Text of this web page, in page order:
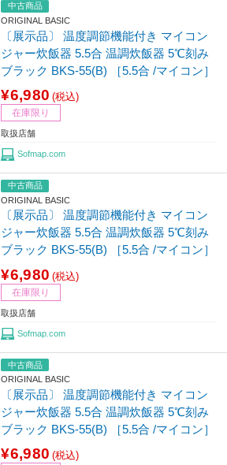
中古商品
ORIGINAL BASIC
〔展示品〕 温度調節機能付き マイコン
ジャー炊飯器 5.5合 温調炊飯器 5℃刻み
ブラック BKS-55(B) ［5.5合 /マイコン］
¥6,980 (税込)
在庫限り
取扱店舗
Sofmap.com
中古商品
ORIGINAL BASIC
〔展示品〕 温度調節機能付き マイコン
ジャー炊飯器 5.5合 温調炊飯器 5℃刻み
ブラック BKS-55(B) ［5.5合 /マイコン］
¥6,980 (税込)
在庫限り
取扱店舗
Sofmap.com
中古商品
ORIGINAL BASIC
〔展示品〕 温度調節機能付き マイコン
ジャー炊飯器 5.5合 温調炊飯器 5℃刻み
ブラック BKS-55(B) ［5.5合 /マイコン］
¥6,980 (税込)